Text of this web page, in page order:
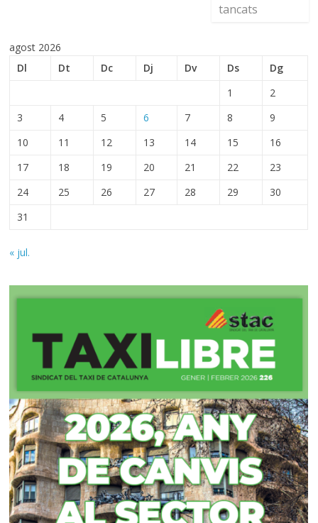
tancats
agost 2026
Dl
Dt Dc Dj Dv Ds
Dg
1
2
3
4 5 6 7 8
9
10
11 12 13 14 15
16
17
18 19 20 21 22
23
24
25 26 27 28 29
30
31
« jul.